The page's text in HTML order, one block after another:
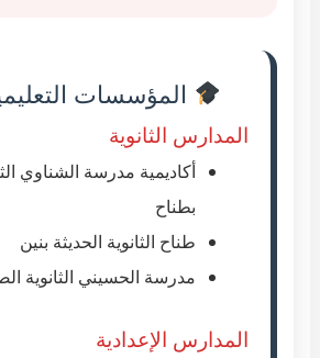
المؤسسات
المدارس الثانوية
أكاديمية مدرسة الشناوي
بطناح
طناح الثانوية الحديثة بنين
مدرسة الحسيني الثانوية
المدارس الإعدادية